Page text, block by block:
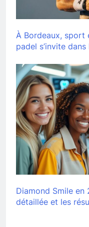
À Bordeaux, sport
padel s’invite
Diamond Smile
détaillée et les